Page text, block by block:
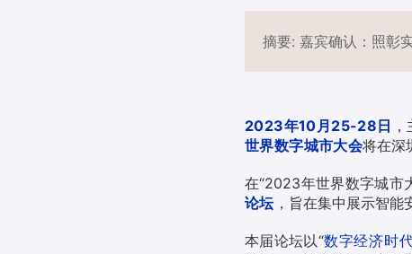
摘要: 嘉宾确认：照彰
2023年10月25-28日
世界数字城市大会将在深
在“2023年世界数字城市
论坛，旨在集中展示智能
本届论坛以“数字经济时